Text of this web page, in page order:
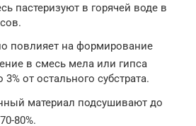
пастеризуют в горячей воде в
повлияет на формирование
в смесь мела или гипса
от остального субстрата.
материал подсушивают до
80%.